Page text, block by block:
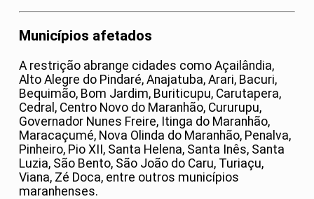
Municípios afetados
A restrição abrange cidades como Açailândia,
Alto Alegre do Pindaré, Anajatuba, Arari, Bacuri,
Bequimão, Bom Jardim, Buriticupu, Carutapera,
Cedral, Centro Novo do Maranhão, Cururupu,
Governador Nunes Freire, Itinga do Maranhão,
Maracaçumé, Nova Olinda do Maranhão, Penalva,
Pinheiro, Pio XII, Santa Helena, Santa Inês, Santa
Luzia, São Bento, São João do Caru, Turiaçu,
Viana, Zé Doca, entre outros municípios
maranhenses.